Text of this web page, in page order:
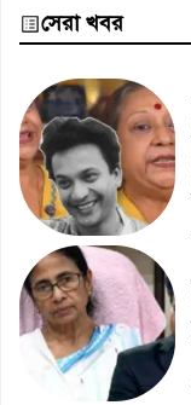
সেরা খবর